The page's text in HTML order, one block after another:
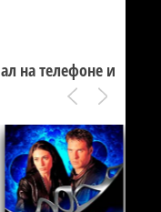
на телефоне и